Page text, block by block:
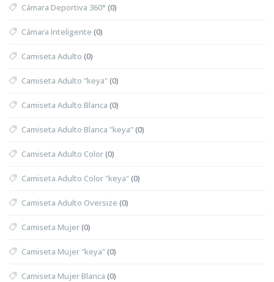
Cámara Deportiva 360° (0)
Cámara Inteligente (0)
Camiseta Adulto (0)
Camiseta Adulto "keya"(0)
Camiseta Adulto Blanca (0)
Camiseta Adulto Blanca "keya"(0)
Camiseta Adulto Color(0)
Camiseta Adulto Color "keya"(0)
Camiseta Adulto Oversize (0)
Camiseta Mujer(0)
Camiseta Mujer "keya"(0)
Camiseta Mujer Blanca (0)